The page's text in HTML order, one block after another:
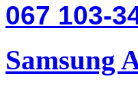
067 103-
Samsung